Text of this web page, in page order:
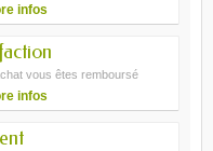
infos
vous êtes remboursé
infos